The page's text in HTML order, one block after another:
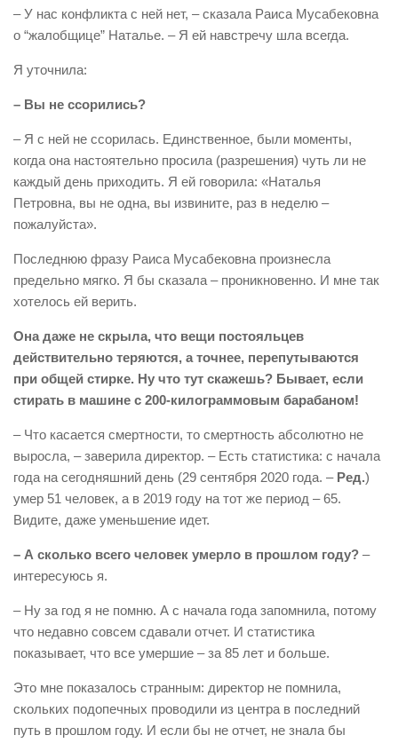
– У нас конфликта с ней нет, – сказала Раиса Мусабековна
о “жалобщице” Наталье. – Я ей навстречу шла всегда.
Я уточнила:
– Вы не ссорились?
– Я с ней не ссорилась. Единственное, были моменты,
когда она настоятельно просила (разрешения) чуть ли не
каждый день приходить. Я ей говорила: «Наталья
Петровна, вы не одна, вы извините, раз в неделю –
пожалуйста».
Последнюю фразу Раиса Мусабековна произнесла
предельно мягко. Я бы сказала – проникновенно. И мне так
хотелось ей верить.
Она даже не скрыла, что вещи постояльцев
действительно теряются, а точнее, перепутываются
при общей стирке. Ну что тут скажешь? Бывает, если
стирать в машине с 200-килограммовым барабаном!
– Что касается смертности, то смертность абсолютно не
выросла, – заверила директор. – Есть статистика: с начала
года на сегодняшний день (29 сентября 2020 года. –Ред.)
умер 51 человек, а в 2019 году на тот же период – 65.
Видите, даже уменьшение идет.
– А сколько всего человек умерло в прошлом году? –
интересуюсь я.
– Ну за год я не помню. А с начала года запомнила, потому
что недавно совсем сдавали отчет. И статистика
показывает, что все умершие – за 85 лет и больше.
Это мне показалось странным: директор не помнила,
скольких подопечных проводили из центра в последний
путь в прошлом году. И если бы не отчет, не знала бы